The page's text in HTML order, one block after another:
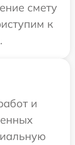
смету
к
и